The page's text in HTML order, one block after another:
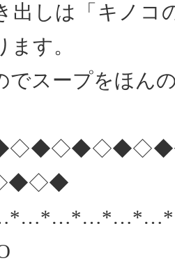
出しは「キノコ
ます。
でスープをほん